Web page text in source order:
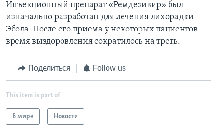
Инъекционный препарат «Ремдезивир» был
изначально разработан для лечения лихорадки
Эбола. После его приема у некоторых пациентов
время выздоровления сократилось на треть.
Поделиться Follow us
This item is part of
В мире Новости